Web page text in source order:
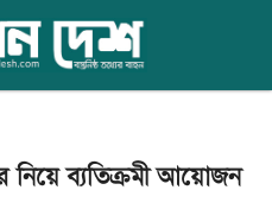
নিয়ে ব্যতিক্রমী আয়োজন